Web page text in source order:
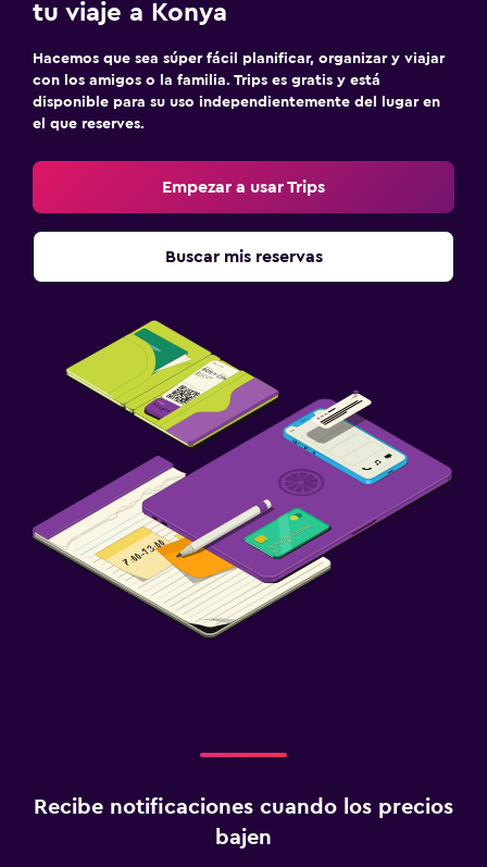
tu viaje a Konya
Hacemos que sea súper fácil planificar, organizar y viajar
con los amigos o la familia. Trips es gratis y está
disponible para su uso independientemente del lugar en
el que reserves.
Empezar a usar Trips
Buscar mis reservas
Recibe notificaciones cuando los precios
bajen